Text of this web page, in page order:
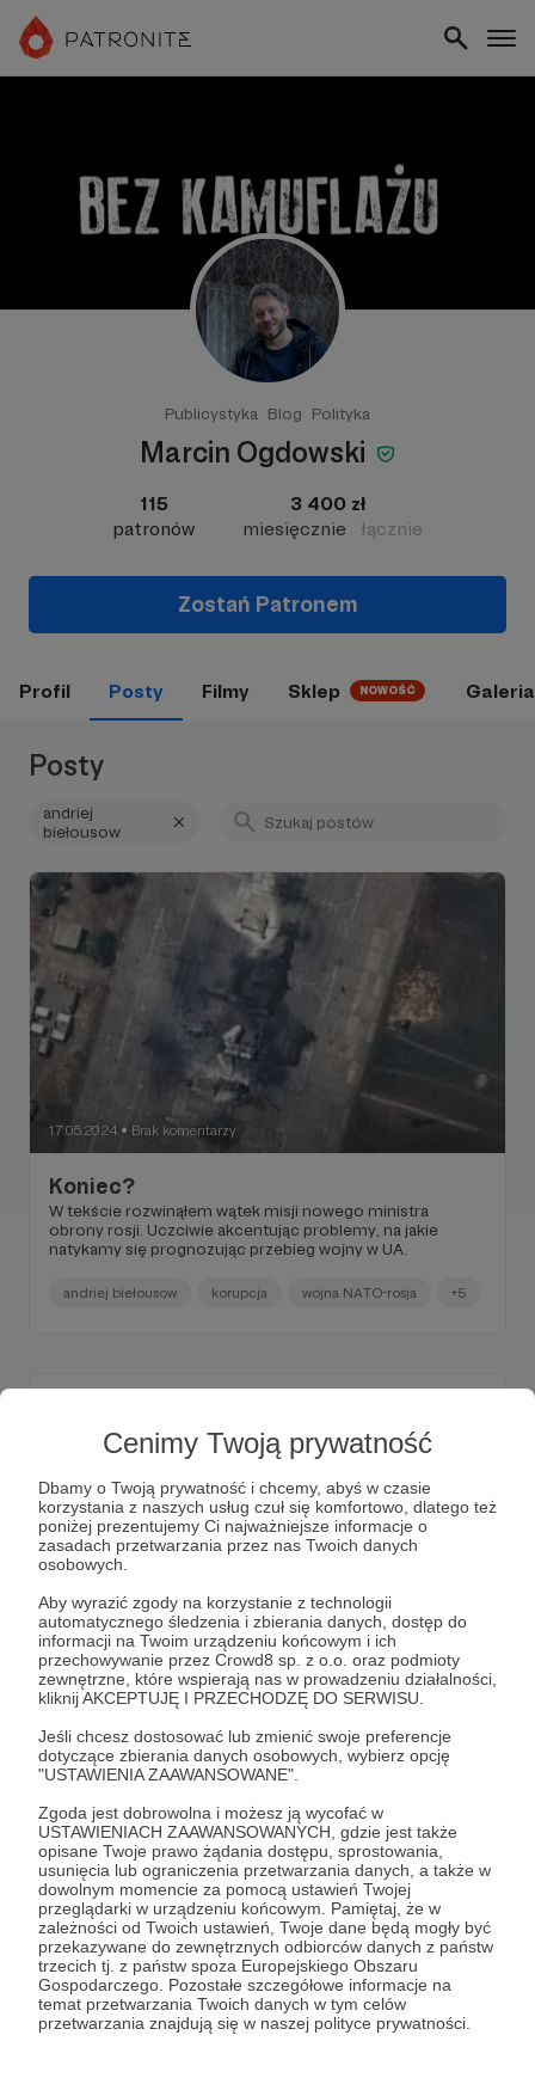
Cenimy Twoją prywatność
Dbamy o Twoją prywatność i chcemy, abyś w czasie
korzystania z naszych usług czuł się komfortowo, dlatego też
poniżej prezentujemy Ci najważniejsze informacje o
zasadach przetwarzania przez nas Twoich danych
osobowych.
Aby wyrazić zgody na korzystanie z technologii
automatycznego śledzenia i zbierania danych, dostęp do
informacji na Twoim urządzeniu końcowym i ich
przechowywanie przez Crowd8 sp. z o.o. oraz podmioty
zewnętrzne, które wspierają nas w prowadzeniu działalności,
kliknij AKCEPTUJĘ I PRZECHODZĘ DO SERWISU.
Jeśli chcesz dostosować lub zmienić swoje preferencje
dotyczące zbierania danych osobowych, wybierz opcję
"USTAWIENIA ZAAWANSOWANE".
Zgoda jest dobrowolna i możesz ją wycofać w
USTAWIENIACH ZAAWANSOWANYCH, gdzie jest także
opisane Twoje prawo żądania dostępu, sprostowania,
usunięcia lub ograniczenia przetwarzania danych, a także w
dowolnym momencie za pomocą ustawień Twojej
przeglądarki w urządzeniu końcowym. Pamiętaj, że w
zależności od Twoich ustawień, Twoje dane będą mogły być
przekazywane do zewnętrznych odbiorców danych z państw
trzecich tj. z państw spoza Europejskiego Obszaru
Gospodarczego. Pozostałe szczegółowe informacje na
temat przetwarzania Twoich danych w tym celów
przetwarzania znajdują się w naszej polityce prywatności.
Publicystyka Blog Polityka
Marcin Ogdowski
115
patronów
3 400 zł
miesięcznie
łącznie
Zostań Patronem
Profil Posty Filmy Sklep NOWOŚĆ Galeria
Posty
andriej
biełousow
17.05.2024 ● Brak komentarzy
Koniec?
W tekście rozwinąłem wątek misji nowego ministra
obrony rosji. Uczciwie akcentując problemy, na jakie
natykamy się prognozując przebieg wojny w UA.
andriej biełousow korupcja wojna NATO-rosja +5
15.05.2024 Brak komentarzy
Efektywność
Umiarkowany sukces w Ukrainie. O efektywność – MON,
armii i zbrojeniówki – która dałaby taki wynik, ma w mojej
ocenie powalczyć nowy minister obrony rosji.